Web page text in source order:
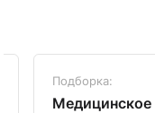
Подборка: